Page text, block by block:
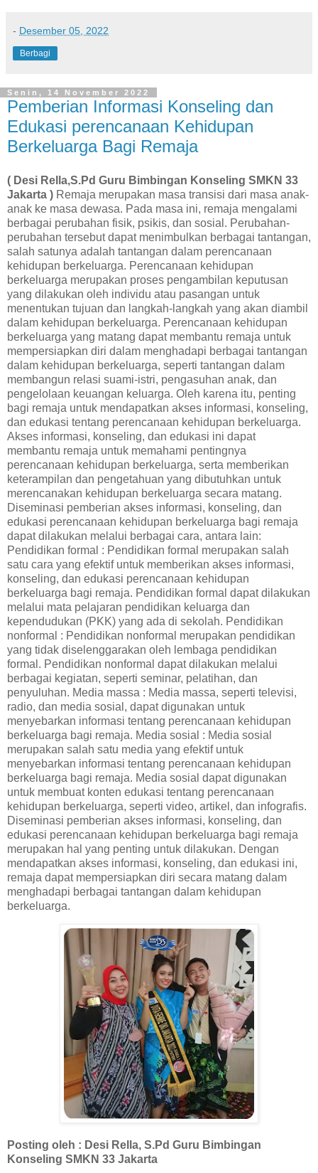
- Desember 05, 2022
Berbagi
Senin, 14 November 2022
Pemberian Informasi Konseling dan
Edukasi perencanaan Kehidupan
Berkeluarga Bagi Remaja
( Desi Rella,S.Pd Guru Bimbingan Konseling SMKN 33
Jakarta ) Remaja merupakan masa transisi dari masa anak-
anak ke masa dewasa. Pada masa ini, remaja mengalami
berbagai perubahan fisik, psikis, dan sosial. Perubahan-
perubahan tersebut dapat menimbulkan berbagai tantangan,
salah satunya adalah tantangan dalam perencanaan
kehidupan berkeluarga. Perencanaan kehidupan
berkeluarga merupakan proses pengambilan keputusan
yang dilakukan oleh individu atau pasangan untuk
menentukan tujuan dan langkah-langkah yang akan diambil
dalam kehidupan berkeluarga. Perencanaan kehidupan
berkeluarga yang matang dapat membantu remaja untuk
mempersiapkan diri dalam menghadapi berbagai tantangan
dalam kehidupan berkeluarga, seperti tantangan dalam
membangun relasi suami-istri, pengasuhan anak, dan
pengelolaan keuangan keluarga. Oleh karena itu, penting
bagi remaja untuk mendapatkan akses informasi, konseling,
dan edukasi tentang perencanaan kehidupan berkeluarga.
Akses informasi, konseling, dan edukasi ini dapat
membantu remaja untuk memahami pentingnya
perencanaan kehidupan berkeluarga, serta memberikan
keterampilan dan pengetahuan yang dibutuhkan untuk
merencanakan kehidupan berkeluarga secara matang.
Diseminasi pemberian akses informasi, konseling, dan
edukasi perencanaan kehidupan berkeluarga bagi remaja
dapat dilakukan melalui berbagai cara, antara lain:
Pendidikan formal : Pendidikan formal merupakan salah
satu cara yang efektif untuk memberikan akses informasi,
konseling, dan edukasi perencanaan kehidupan
berkeluarga bagi remaja. Pendidikan formal dapat dilakukan
melalui mata pelajaran pendidikan keluarga dan
kependudukan (PKK) yang ada di sekolah. Pendidikan
nonformal : Pendidikan nonformal merupakan pendidikan
yang tidak diselenggarakan oleh lembaga pendidikan
formal. Pendidikan nonformal dapat dilakukan melalui
berbagai kegiatan, seperti seminar, pelatihan, dan
penyuluhan. Media massa : Media massa, seperti televisi,
radio, dan media sosial, dapat digunakan untuk
menyebarkan informasi tentang perencanaan kehidupan
berkeluarga bagi remaja. Media sosial : Media sosial
merupakan salah satu media yang efektif untuk
menyebarkan informasi tentang perencanaan kehidupan
berkeluarga bagi remaja. Media sosial dapat digunakan
untuk membuat konten edukasi tentang perencanaan
kehidupan berkeluarga, seperti video, artikel, dan infografis.
Diseminasi pemberian akses informasi, konseling, dan
edukasi perencanaan kehidupan berkeluarga bagi remaja
merupakan hal yang penting untuk dilakukan. Dengan
mendapatkan akses informasi, konseling, dan edukasi ini,
remaja dapat mempersiapkan diri secara matang dalam
menghadapi berbagai tantangan dalam kehidupan
berkeluarga.
Posting oleh : Desi Rella, S.Pd Guru Bimbingan
Konseling SMKN 33 Jakarta